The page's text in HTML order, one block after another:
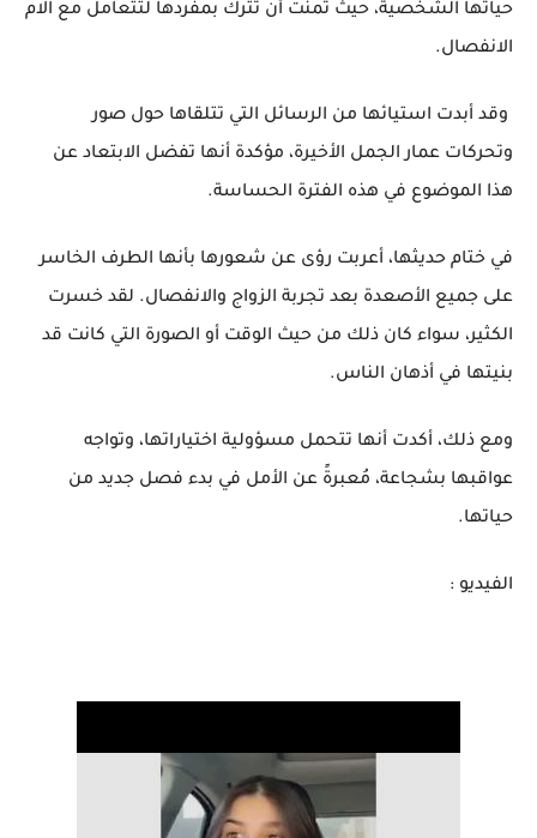
حياتها الشخصية، حيث تمنت أن تُترك بمفردها لتتعامل مع آلام
الانفصال.
وقد أبدت استيائها من الرسائل التي تتلقاها حول صور
وتحركات عمار الجمل الأخيرة، مؤكدة أنها تفضل الابتعاد عن
هذا الموضوع في هذه الفترة الحساسة.
في ختام حديثها، أعربت رؤى عن شعورها بأنها الطرف الخاسر
على جميع الأصعدة بعد تجربة الزواج والانفصال. لقد خسرت
الكثير، سواء كان ذلك من حيث الوقت أو الصورة التي كانت قد
بنيتها في أذهان الناس.
ومع ذلك، أكدت أنها تتحمل مسؤولية اختياراتها، وتواجه
عواقبها بشجاعة، مُعبرةً عن الأمل في بدء فصل جديد من
حياتها.
الفيديو :